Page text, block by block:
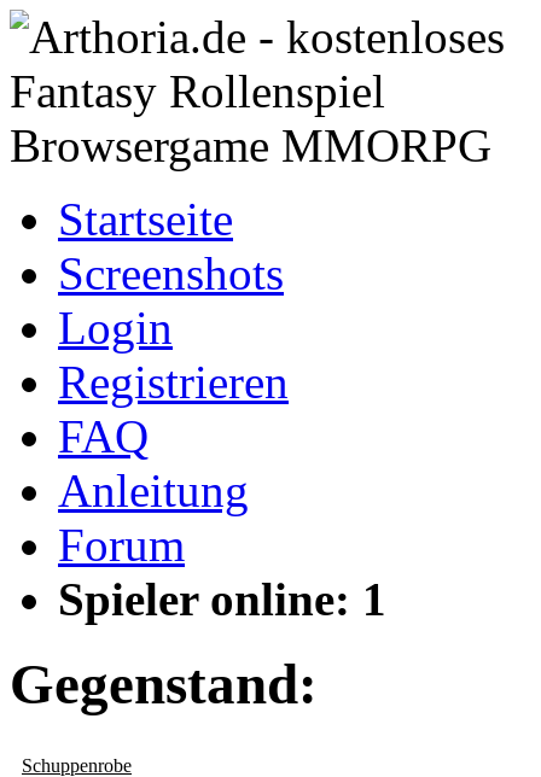
Startseite
Screenshots
Login
Registrieren
FAQ
Anleitung
Forum
Spieler online: 1
Gegenstand:
Schuppenrobe